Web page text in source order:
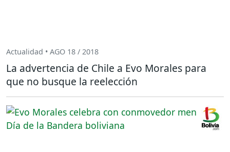
Actualidad • AGO 18 / 2018
La advertencia de Chile a Evo Morales para
que no busque la reelección